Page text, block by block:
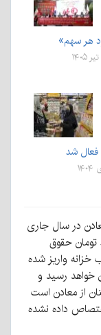
هر سهم»
فعال شد
در سال جاری
امسال ۷۳۰۰ میلیارد تومان حقوق
واریز شده
تومان خواهد رسید و
استان از معادن است
داده نشده